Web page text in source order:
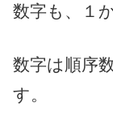
数字も、１
数字は順序
す。